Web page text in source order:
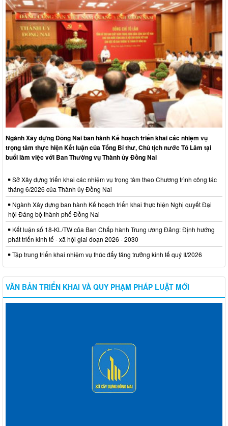
Ngành Xây dựng Đồng Nai ban hành Kế hoạch triển khai các nhiệm vụ
trọng tâm thực hiện Kết luận của Tổng Bí thư, Chủ tịch nước Tô Lâm tại
buổi làm việc với Ban Thường vụ Thành ủy Đồng Nai
Sở Xây dựng triển khai các nhiệm vụ trọng tâm theo Chương trình công tác
tháng 6/2026 của Thành ủy Đồng Nai
Ngành Xây dựng ban hành Kế hoạch triển khai thực hiện Nghị quyết Đại
hội Đảng bộ thành phố Đồng Nai
Kết luận số 18-KL/TW của Ban Chấp hành Trung ương Đảng: Định hướng
phát triển kinh tế - xã hội giai đoạn 2026 - 2030
Tập trung triển khai nhiệm vụ thúc đẩy tăng trưởng kinh tế quý II/2026
VĂN BẢN TRIỂN KHAI VÀ QUY PHẠM PHÁP LUẬT MỚI